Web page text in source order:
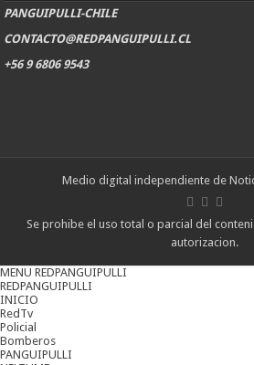
PANGUIPULLI-CHILE
CONTACTO@REDPANGUIPULLI.CL
+56 9 6806 9543
Medio digital independiente de
Se prohibe el uso total o parcial del
autorizacion.
MENU REDPANGUIPULLI
REDPANGUIPULLI
INICIO
RedTv
Policial
Bomberos
PANGUIPULLI